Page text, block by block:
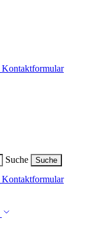
Kontaktformular
Suche Suche
Kontaktformular